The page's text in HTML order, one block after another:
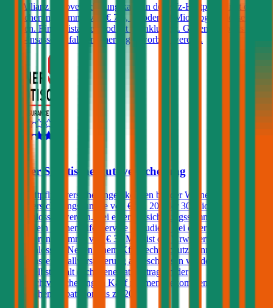
Die Allianz Autoversicherung kann in der Kfz-Haftpflicht mit einer
Versicherungssumme von € 7,6, 15 oder 30 Mio. abgeschlossen
werden. Ein Assistance-Produkt ist inkludiert. Gegen Aufpreis eine
KFZ-Insassenunfallversicherung erworben werden.
Wiener Städtische Autoversicherung
Kfz-Haftpflichtversicherungen können bei der Wiener Städtische mit
einer Versicherungssumme von € 10, 20 oder 30 Mio.
abgeschlossen werden. Bei einer Versicherungssumme von € 20
Mio. ist ein Pannenhilfe-Service inkludiert. Bei einer
Versicherungssumme von € 30 Mio. ist die 'Erweiterte Pannenhilfe'
eingeschlossen. Neben einem Kfz-Rechtsschutz kann ebenfalls eine
Kfz-Insassenunfallversicherung abgeschlossen werden. Kunden, die
einen Selbstbehalt (Schadenersatzbeitrag) in der
Haftpflichtversicherung in Kauf nehmen, bekommen einen
zusätzlichen Rabatt von bis zu 20%.